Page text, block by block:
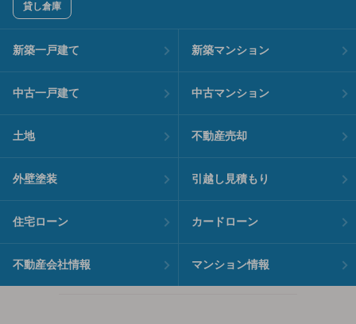
貸し倉庫
新築一戸建て 新築マンション
中古一戸建て 中古マンション
土地 不動産売却
外壁塗装 引越し見積もり
住宅ローン カードローン
不動産会社情報 マンション情報